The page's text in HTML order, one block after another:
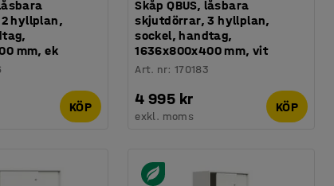
hyllplan,
mm, ek
KÖP
Skåp QBUS, låsbara
skjutdörrar, 3 hyllplan,
sockel, handtag,
1636x800x400 mm, vit
Art. nr: 170183
4 995 kr
exkl. moms
KÖP